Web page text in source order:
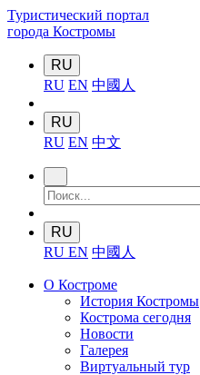
Туристический портал
города Костромы
RU
RU EN 中國人
RU
RU EN 中文
RU
RU EN 中國人
О Костроме
История Костромы
Кострома сегодня
Новости
Галерея
Виртуальный тур